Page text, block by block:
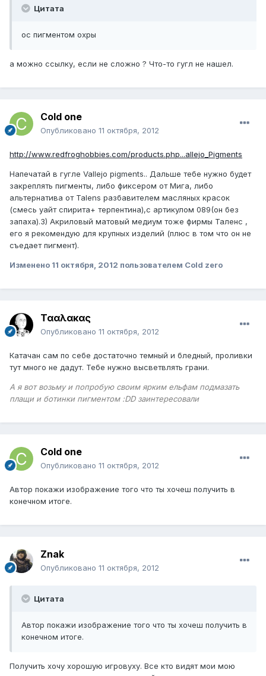
Цитата
ос пигментом охры
а можно ссылку, если не сложно ? Что-то гугл не нашел.
Cold one
Опубликовано 11 октября, 2012
http://www.redfroghobbies.com/products.php...allejo_Pigments
Напечатай в гугле Vallejo pigments.. Дальше тебе нужно будет
закреплять пигменты, либо фиксером от Мига, либо
альтернатива от Talens разбавителем масляных красок
(смесь уайт спирита+ терпентина),с артикулом 089(он без
запаха).3) Акриловый матовый медиум тоже фирмы Таленс ,
его я рекомендую для крупных изделий (плюс в том что он не
съедает пигмент).
Изменено 11 октября, 2012 пользователем Cold zero
Τααλακας
Опубликовано 11 октября, 2012
Катачан сам по себе достаточно темный и бледный, проливки
тут много не дадут. Тебе нужно высветвлять грани.
А я вот возьму и попробую своим ярким ельфам подмазать
плащи и ботинки пигментом :DD заинтересовали
Cold one
Опубликовано 11 октября, 2012
Автор покажи изображение того что ты хочеш получить в
конечном итоге.
Znak
Опубликовано 11 октября, 2012
Цитата
Автор покажи изображение того что ты хочеш получить в
конечном итоге.
Получить хочу хорошую игровуху. Все кто видят мои мою